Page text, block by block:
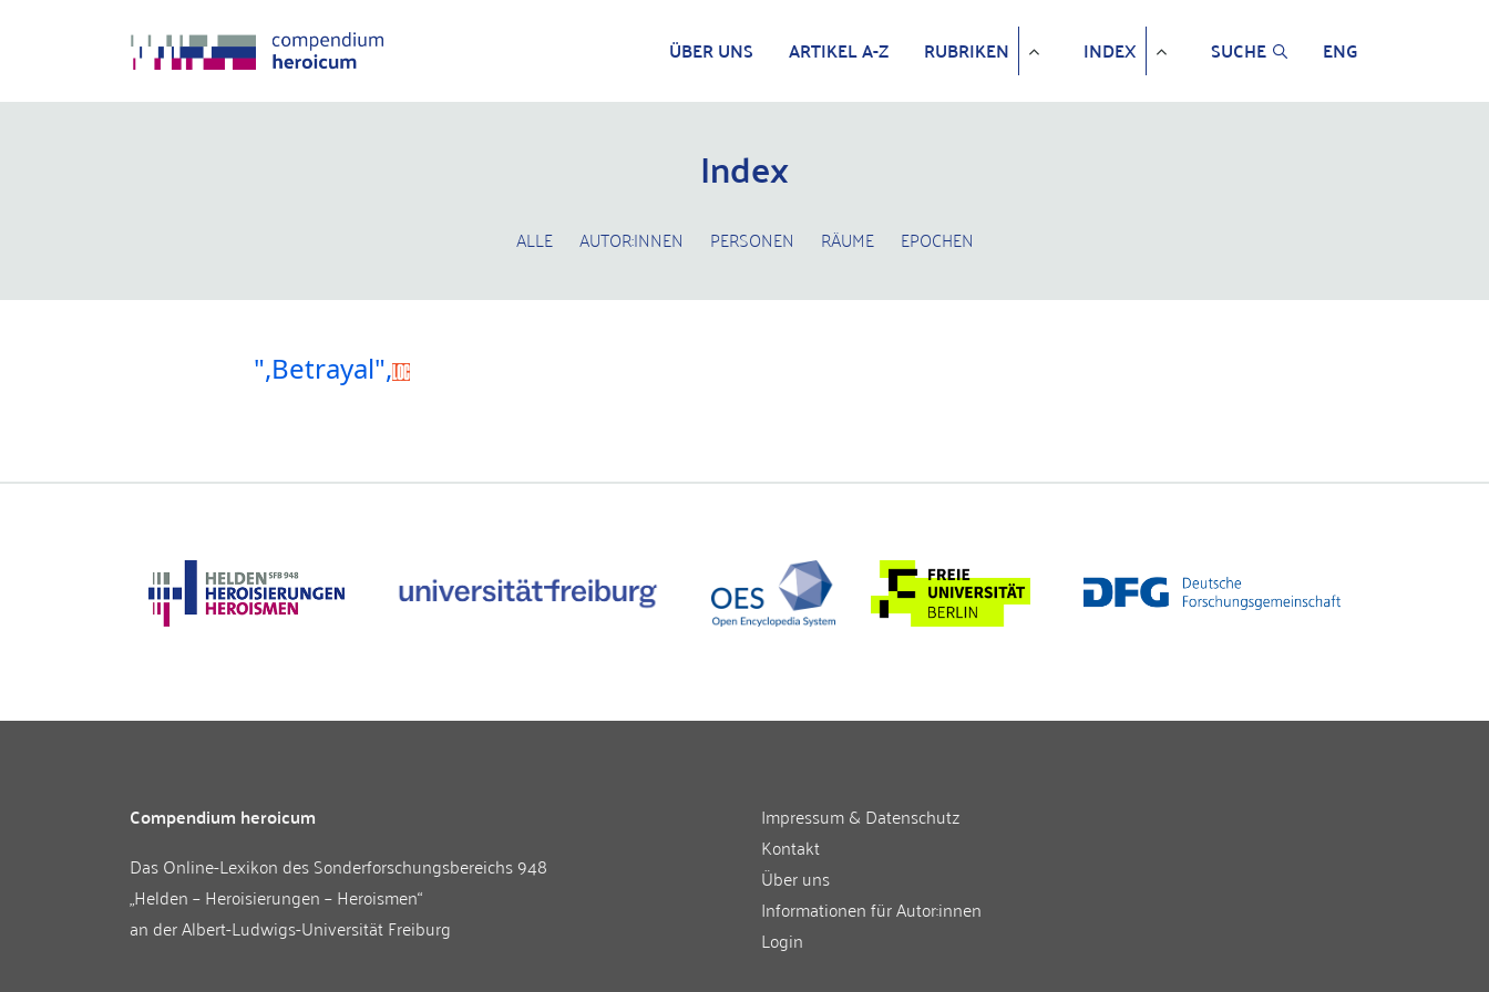
ÜBER UNS ARTIKEL A-Z RUBRIKEN INDEX SUCHE ENG
Index
ALLE AUTOR:INNEN PERSONEN RÄUME EPOCHEN
",Betrayal",
Compendium heroicum
Das Online-Lexikon desSonderforschungsbereichs 948
„Helden – Heroisierungen – Heroismen“
an derAlbert-Ludwigs-Universität Freiburg
Impressum & Datenschutz
Kontakt
Über uns
Informationen für Autor:innen
Login